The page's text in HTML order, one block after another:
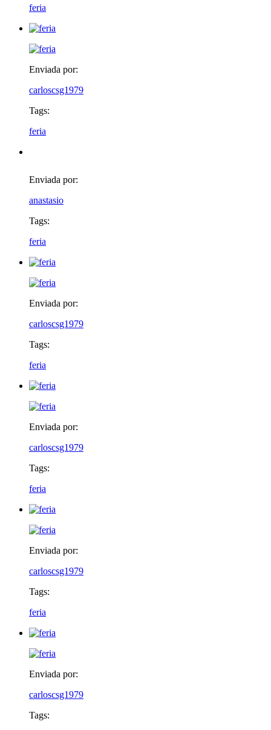
feria
Enviada por:
carloscsg1979
Tags:
feria
Enviada por:
anastasio
Tags:
feria
Enviada por:
carloscsg1979
Tags:
feria
Enviada por:
carloscsg1979
Tags:
feria
Enviada por:
carloscsg1979
Tags:
feria
Enviada por:
carloscsg1979
Tags: